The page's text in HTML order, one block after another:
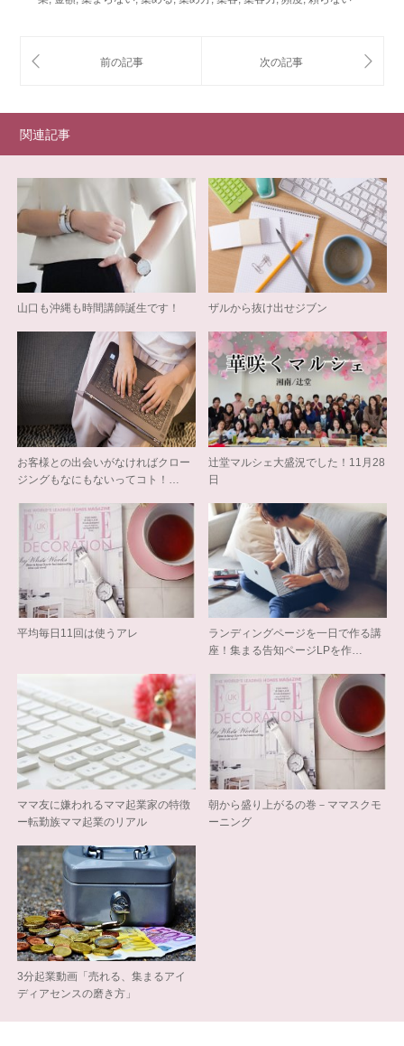
関連記事
山口も沖縄も時間講師誕生です！ ザルから抜け出せジブン
お客様との出会いがなければクロー
ジングもなにもないってコト！…
辻堂マルシェ大盛況でした！11月28
日
平均毎日11回は使うアレ
ランディングページを一日で作る講
座！集まる告知ページLPを作…
ママ友に嫌われるママ起業家の特徴
ー転勤族ママ起業のリアル
朝から盛り上がるの巻－ママスクモ
ーニング
3分起業動画「売れる、集まるアイ
ディアセンスの磨き方」